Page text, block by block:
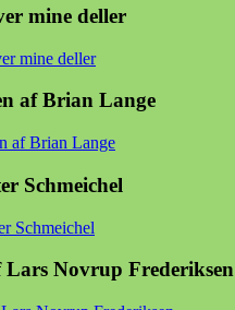
mine deller
af Brian Lange
Schmeichel
Novrup Frederiksen